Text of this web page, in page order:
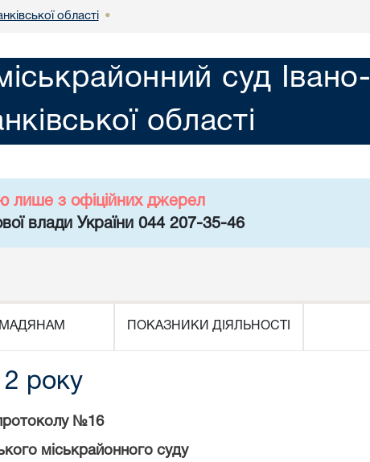
області •
суд Івано-
області
лише з офіційних джерел
влади України 044 207-35-46
ПОКАЗНИКИ ДІЯЛЬНОСТІ
року
ротоколу №16
міськрайонного суду